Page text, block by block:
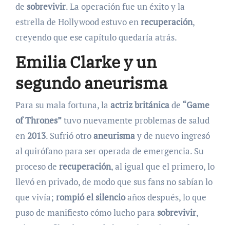
de sobrevivir. La operación fue un éxito y la
estrella de Hollywood estuvo enrecuperación,
creyendo que ese capítulo quedaría atrás.
Emilia Clarke y un
segundo aneurisma
Para su mala fortuna, la actriz británicade “Game
of Thrones”tuvo nuevamente problemas de salud
en 2013. Sufrió otroaneurismay de nuevo ingresó
al quirófano para ser operada de emergencia. Su
proceso de recuperación, al igual que el primero, lo
llevó en privado, de modo que sus fans no sabían lo
que vivía; rompió el silencioaños después, lo que
puso de manifiesto cómo lucho para sobrevivir,